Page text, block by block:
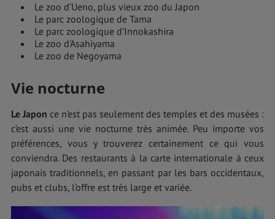
Le zoo d’Ueno, plus vieux zoo du Japon
Le parc zoologique de Tama
Le parc zoologique d’Innokashira
Le zoo d'Asahiyama
Le zoo de Negoyama
Vie nocturne
Le Japon ce n’est pas seulement des temples et des musées :
c’est aussi une vie nocturne très animée. Peu importe vos
préférences, vous y trouverez certainement ce qui vous
conviendra. Des restaurants à la carte internationale à ceux
japonais traditionnels, en passant par les bars occidentaux,
pubs et clubs, l’offre est très large et variée.